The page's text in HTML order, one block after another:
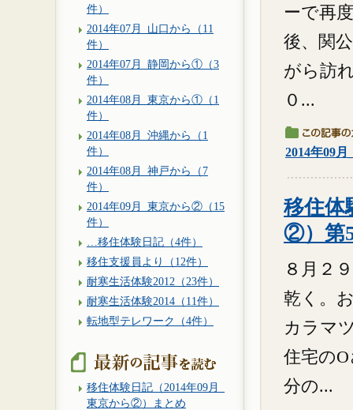
ーで再
後、関
がら訪
０...
2014年09
移住体
②）第
８月２
乾く。
カラマ
住宅の
分の...
件）
2014年07月_山口から（11
件）
2014年07月_静岡から①（3
件）
2014年08月_東京から①（1
件）
2014年08月_沖縄から（1
件）
2014年08月_神戸から（7
件）
2014年09月_東京から②（15
件）
…移住体験日記（4件）
移住支援員より（12件）
耐寒生活体験2012（23件）
耐寒生活体験2014（11件）
転地型テレワーク（4件）
移住体験日記（2014年09月_
東京から②）まとめ